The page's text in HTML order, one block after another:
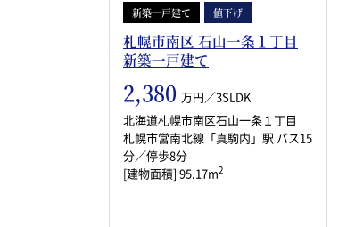
新築一戸建て 値下げ
札幌市南区 石山一条１丁目
新築一戸建て
2,380 万円／3SLDK
北海道札幌市南区石山一条１丁目
札幌市営南北線「真駒内」駅 バス15
分／停歩8分
[建物面積] 95.17m2